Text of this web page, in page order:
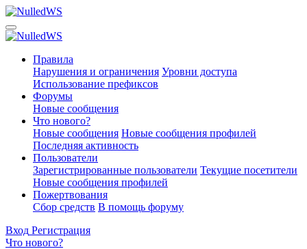
Правила
Нарушения и ограничения Уровни доступа
Использование префиксов
Форумы
Новые сообщения
Что нового?
Новые сообщения Новые сообщения профилей
Последняя активность
Пользователи
Зарегистрированные пользователи Текущие посетители
Новые сообщения профилей
Пожертвования
Сбор средств В помощь форуму
Вход Регистрация
Что нового?